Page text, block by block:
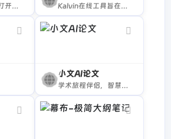
无需下载软件，打开即可进行视频/屏幕/音频录制 Kalvin在线工具旨在为大家提供便利、实用及有趣好玩的工具集合，如：证件照换底色、图片转卡通/素描/黑白图、人像动漫化、ASCII艺术字生成、压力测试、文章生成器、营销号生成器等工具。
小文AI论文
学术旅程伴侣，智慧创作之选。轻松解决论文写作难题，AI论文助您一键完成，仅需一杯咖啡时间，即可轻松问鼎学术高峰！